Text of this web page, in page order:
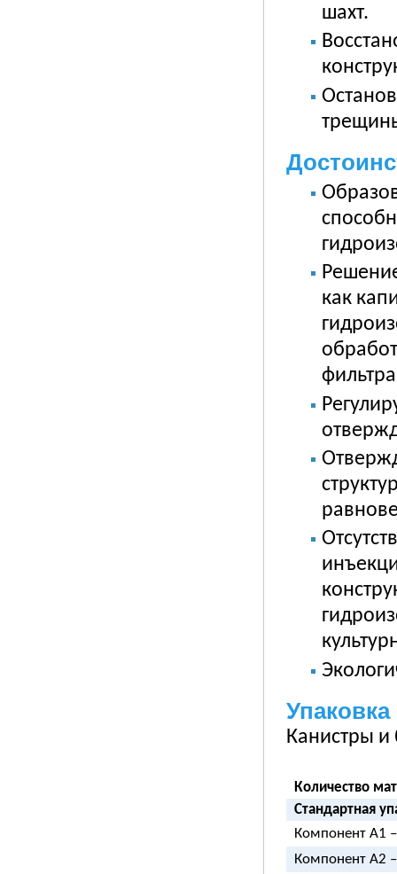
шахт.
как
Упаковка
Канистры и
Количество
Стандартная
Компонент А1
Компонент А2